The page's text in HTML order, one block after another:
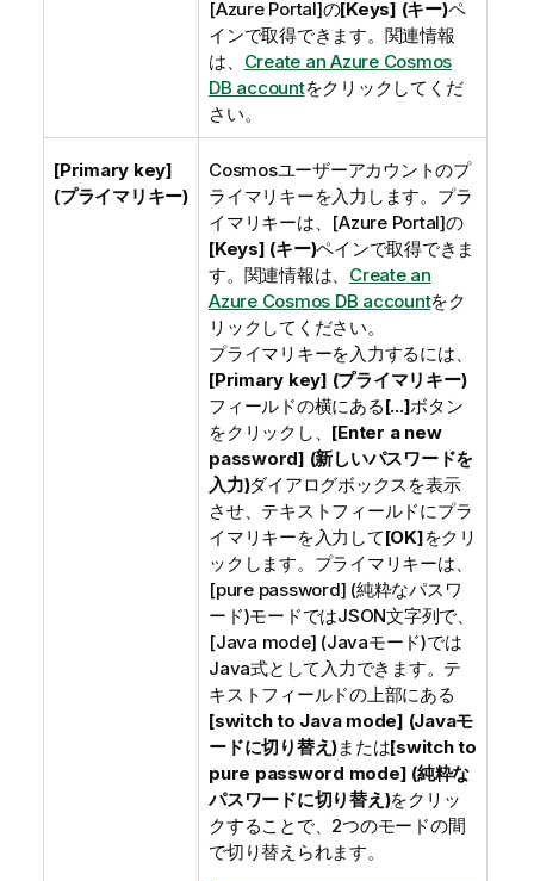
[Azure Portal]の[Keys] (キー)ペ
インで取得できます。関連情報
は、 Create an Azure Cosmos
DB accountをクリックしてくだ
さい。
[Primary key]
(プライマリキー)
Cosmosユーザーアカウントのプ
ライマリキーを入力します。プラ
イマリキーは、 [Azure Portal]の
[Keys] (キー)ペインで取得できま
す。関連情報は、 Create an
Azure Cosmos DB accountをク
リックしてください。
プライマリキーを入力するには、
[Primary key] (プライマリキー)
フィールドの横にある[...]ボタン
をクリックし、 [Enter a new
password] (新しいパスワードを
入力)ダイアログボックスを表示
させ、テキストフィールドにプラ
イマリキーを入力して[OK]をクリ
ックします。プライマリキーは、
[pure password] (純粋なパスワ
ード)モードではJSON文字列で、
[Java mode] (Javaモード)では
Java式として入力できます。テ
キストフィールドの上部にある
[switch to Java mode] (Javaモ
ードに切り替え)または[switch to
pure password mode] (純粋な
パスワードに切り替え)をクリッ
クすることで、2つのモードの間
で切り替えられます。